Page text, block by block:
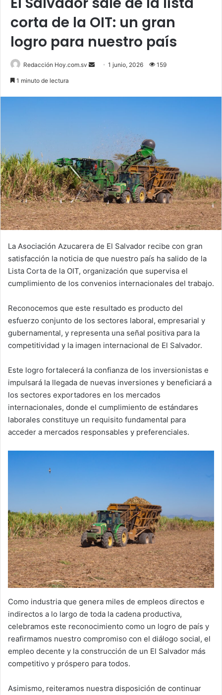
corta de la OIT: un gran
logro para nuestro país
Redacción Hoy.com.sv
Send1 junio, 2026 159
1 minuto de lectura
La Asociación Azucarera de El Salvador recibe con gran
satisfacción la noticia de que nuestro país ha salido de la
Lista Corta de la OIT, organización que supervisa el
cumplimiento de los convenios internacionales del trabajo.
Reconocemos que este resultado es producto del
esfuerzo conjunto de los sectores laboral, empresarial y
gubernamental, y representa una señal positiva para la
competitividad y la imagen internacional de El Salvador.
Este logro fortalecerá la confianza de los inversionistas e
impulsará la llegada de nuevas inversiones y beneficiará a
los sectores exportadores en los mercados
internacionales, donde el cumplimiento de estándares
laborales constituye un requisito fundamental para
acceder a mercados responsables y preferenciales.
Como industria que genera miles de empleos directos e
indirectos a lo largo de toda la cadena productiva,
celebramos este reconocimiento como un logro de país y
reafirmamos nuestro compromiso con el diálogo social, el
empleo decente y la construcción de un El Salvador más
competitivo y próspero para todos.
Asimismo, reiteramos nuestra disposición de continuar